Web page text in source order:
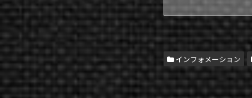
インフォメーション